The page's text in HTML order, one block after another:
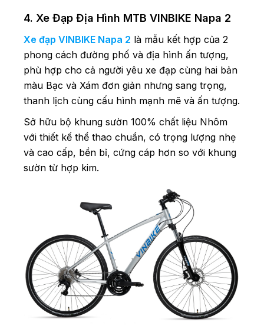
4. Xe Đạp Địa Hình MTB VINBIKE Napa 2
Xe đạp VINBIKE Napa 2 là mẫu kết hợp của 2
phong cách đường phố và địa hình ấn tượng,
phù hợp cho cả người yêu xe đạp cùng hai bản
màu Bạc và Xám đơn giản nhưng sang trọng,
thanh lịch cùng cấu hình mạnh mẽ và ấn tượng.
Sở hữu bộ khung sườn 100% chất liệu Nhôm
với thiết kế thể thao chuẩn, có trọng lượng nhẹ
và cao cấp, bền bỉ, cứng cáp hơn so với khung
sườn từ hợp kim.